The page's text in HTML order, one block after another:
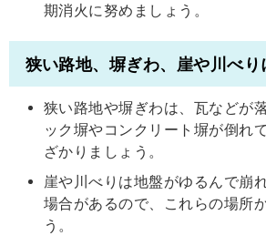
期消火に努めましょう。
狭い路地、塀ぎわ、崖や川べ
狭い路地や塀ぎわは、瓦などが
ック塀やコンクリート塀が倒れ
ざかりましょう。
崖や川べりは地盤がゆるんで崩
場合があるので、これらの場所
う。